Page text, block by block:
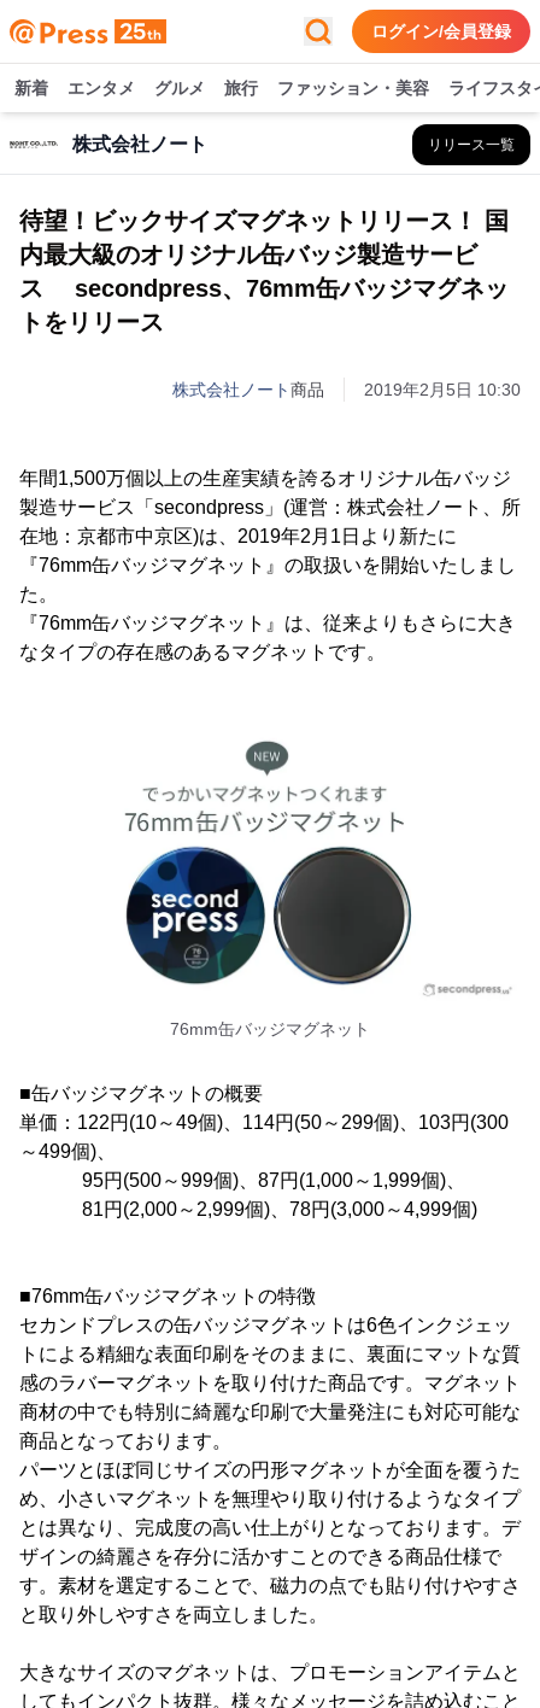
ログイン/会員登録
新着 エンタメ グルメ 旅行 ファッション・美容 ライフスタ
株式会社ノート リリース一覧
待望！ビックサイズマグネットリリース！ 国
内最大級のオリジナル缶バッジ製造サービ
ス secondpress、76mm缶バッジマグネッ
トをリリース
株式会社ノート商品 2019年2月5日 10:30
年間1,500万個以上の生産実績を誇るオリジナル缶バッジ
製造サービス「secondpress」(運営：株式会社ノート、所
在地：京都市中京区)は、2019年2月1日より新たに
『76mm缶バッジマグネット』の取扱いを開始いたしまし
た。
『76mm缶バッジマグネット』は、従来よりもさらに大き
なタイプの存在感のあるマグネットです。
76mm缶バッジマグネット
■缶バッジマグネットの概要
単価：122円(10～49個)、114円(50～299個)、103円(300
～499個)、
95円(500～999個)、87円(1,000～1,999個)、
81円(2,000～2,999個)、78円(3,000～4,999個)
■76mm缶バッジマグネットの特徴
セカンドプレスの缶バッジマグネットは6色インクジェッ
トによる精細な表面印刷をそのままに、裏面にマットな質
感のラバーマグネットを取り付けた商品です。マグネット
商材の中でも特別に綺麗な印刷で大量発注にも対応可能な
商品となっております。
パーツとほぼ同じサイズの円形マグネットが全面を覆うた
め、小さいマグネットを無理やり取り付けるようなタイプ
とは異なり、完成度の高い仕上がりとなっております。デ
ザインの綺麗さを存分に活かすことのできる商品仕様で
す。素材を選定することで、磁力の点でも貼り付けやすさ
と取り外しやすさを両立しました。
大きなサイズのマグネットは、プロモーションアイテムと
してもインパクト抜群。様々なメッセージを詰め込むこと